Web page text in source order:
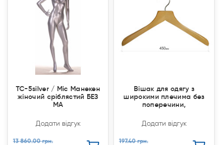
TC-5silver / Mic Манекен
жіночий сріблястий БЕЗ
МА
Додати відгук
13 860.00 грн.
Вішак для одягу з
широкими плечима без
поперечини,
Додати відгук
197.40 грн.